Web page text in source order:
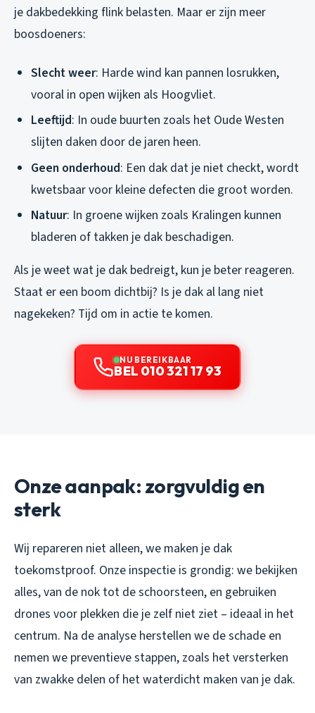
je dakbedekking flink belasten. Maar er zijn meer
boosdoeners:
Slecht weer: Harde wind kan pannen losrukken,
vooral in open wijken als Hoogvliet.
Leeftijd: In oude buurten zoals het Oude Westen
slijten daken door de jaren heen.
Geen onderhoud: Een dak dat je niet checkt, wordt
kwetsbaar voor kleine defecten die groot worden.
Natuur: In groene wijken zoals Kralingen kunnen
bladeren of takken je dak beschadigen.
Als je weet wat je dak bedreigt, kun je beter reageren.
Staat er een boom dichtbij? Is je dak al lang niet
nagekeken? Tijd om in actie te komen.
NU BEREIKBAAR
BEL 010 321 17 93
Onze aanpak: zorgvuldig en
sterk
Wij repareren niet alleen, we maken je dak
toekomstproof. Onze inspectie is grondig: we bekijken
alles, van de nok tot de schoorsteen, en gebruiken
drones voor plekken die je zelf niet ziet – ideaal in het
centrum. Na de analyse herstellen we de schade en
nemen we preventieve stappen, zoals het versterken
van zwakke delen of het waterdicht maken van je dak.